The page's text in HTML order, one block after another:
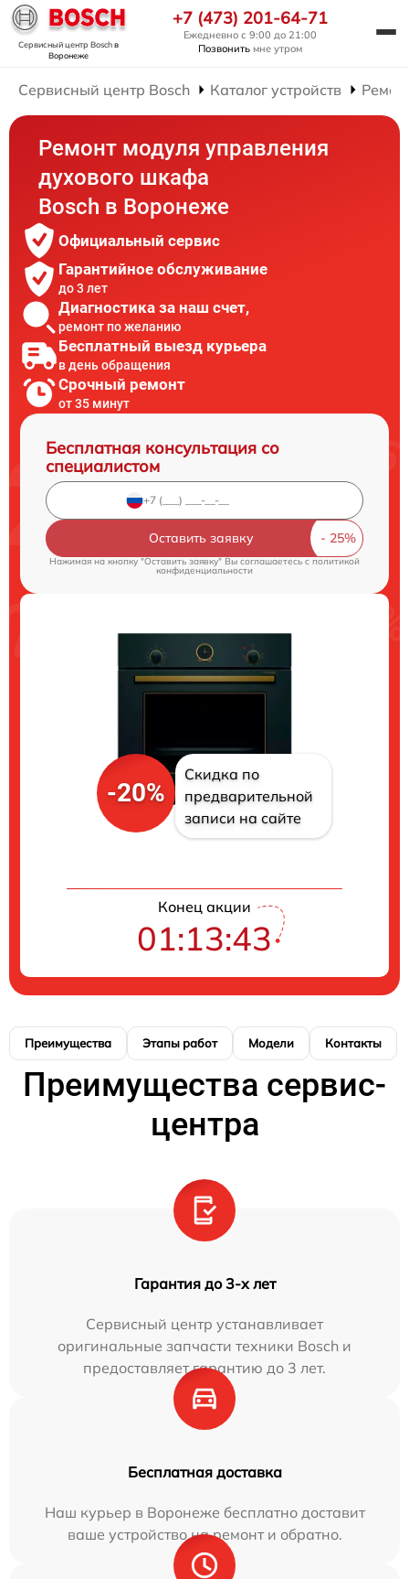
Сервисный центр Boschв
Воронеже
+7 (473) 201-64-71
Ежедневно с 9:00 до 21:00
Позвонить мне утром
Сервисный центр Bosch Каталог устройств
Ремонт модуля управления
духового шкафа
Bosch в Воронеже
Официальный сервис
Гарантийное обслуживание
до 3 лет
Диагностика за наш счет,
ремонт по желанию
Бесплатный выезд курьера
в день обращения
Срочный ремонт
от 35 минут
Бесплатная консультация со
специалистом
Оставить заявку
Нажимая на кнопку "Оставить заявку" Вы соглашаетесь cполитикой
конфиденциальности
-20%
Скидка по
предварительной
записи на сайте
Конец акции
01:13:42
Преимущества Этапы работ Модели Контакты
Преимущества сервис-
центра
Гарантия до 3-х лет
Сервисный центр устанавливает
оригинальные запчасти техники Bosch и
предоставляет гарантию до 3 лет.
Бесплатная доставка
Наш курьер в Воронеже бесплатно доставит
ваше устройство на ремонт и обратно.